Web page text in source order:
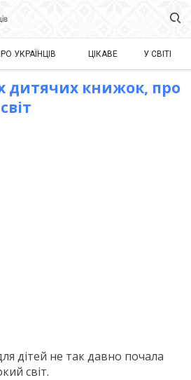
УКРАЇНЦІВ ЦІКАВЕ У СВІТІ
дитячих книжок, про
дітей не так давно почала
світ.